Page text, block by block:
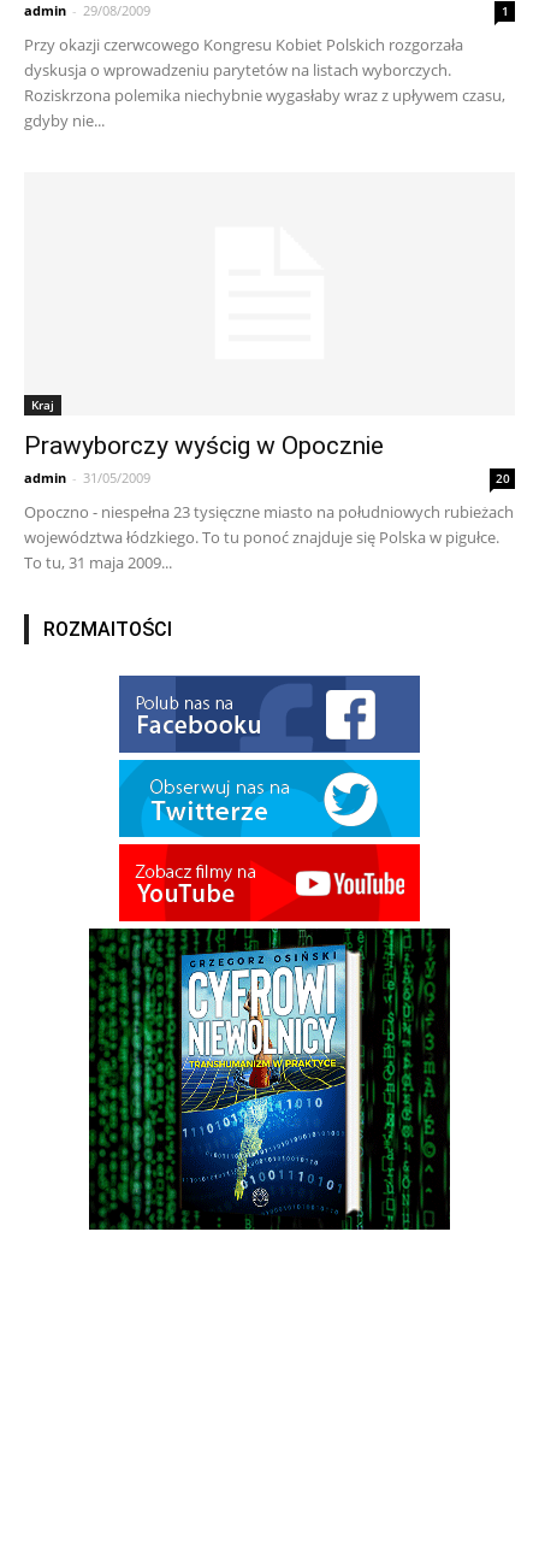
admin - 29/08/2009 1
Przy okazji czerwcowego Kongresu Kobiet Polskich rozgorzała
dyskusja o wprowadzeniu parytetów na listach wyborczych.
Roziskrzona polemika niechybnie wygasłaby wraz z upływem czasu,
gdyby nie...
Kraj
Prawyborczy wyścig w Opocznie
admin - 31/05/2009 20
Opoczno - niespełna 23 tysięczne miasto na południowych rubieżach
województwa łódzkiego. To tu ponoć znajduje się Polska w pigułce.
To tu, 31 maja 2009...
ROZMAITOŚCI